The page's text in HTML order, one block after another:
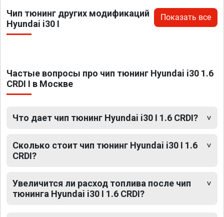
Чип тюнинг других модификаций
Hyundai i30 I
Показать все
Частые вопросы про чип тюнинг Hyundai i30 1.6
CRDI I в Москве
Что дает чип тюнинг Hyundai i30 I 1.6 CRDI?
Сколько стоит чип тюнинг Hyundai i30 I 1.6
CRDI?
Увеличится ли расход топлива после чип
тюнинга Hyundai i30 I 1.6 CRDI?